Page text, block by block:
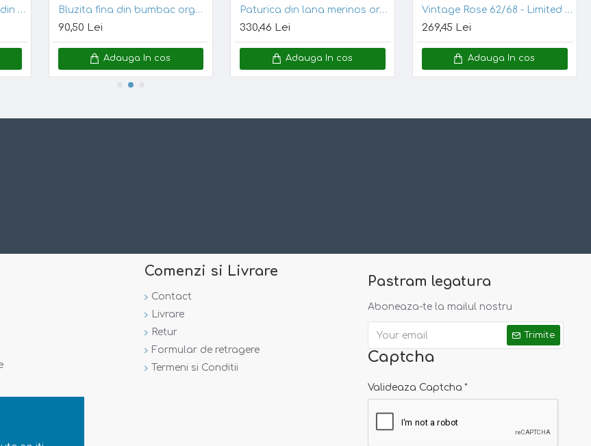
50/56 cm
62/68 cm
74/80 cm
98/104 cm
Cassis 50/56 - Pantaloni din lana merinos organica - wool fleece - Iobio Bluzita fina din bumbac organic - Little Green Radicals - Raspberry Pointelle 4/5 ani
90,50 Lei
Adauga In cos
Paturica din lana merinos organica - wool fleece - 90x70 cm - Iobio - Viola
330,46 Lei
Adauga In cos
Vintage Rose 62/68 - Limited Edition - Cardigan din lana merinos tricotata - Iobio
269,45 Lei
Adauga In cos
Comenzi si Livrare
Contact
Livrare
Retur
Formular de retragere
Termeni si Conditii
Pastram legatura
Aboneaza-te la mailul nostru
Trimite
Captcha
Valideaza Captcha